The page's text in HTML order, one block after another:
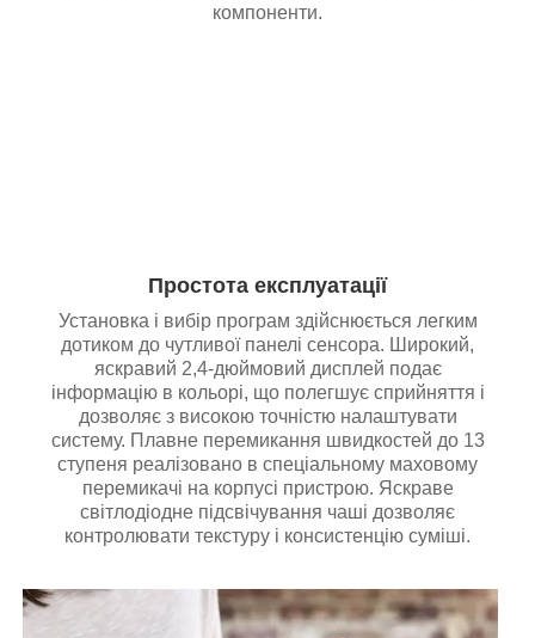
компоненти.
Простота експлуатації
Установка і вибір програм здійснюється легким
дотиком до чутливої панелі сенсора. Широкий,
яскравий 2,4-дюймовий дисплей подає
інформацію в кольорі, що полегшує сприйняття і
дозволяє з високою точністю налаштувати
систему. Плавне перемикання швидкостей до 13
ступеня реалізовано в спеціальному маховому
перемикачі на корпусі пристрою. Яскраве
світлодіодне підсвічування чаші дозволяє
контролювати текстуру і консистенцію суміші.